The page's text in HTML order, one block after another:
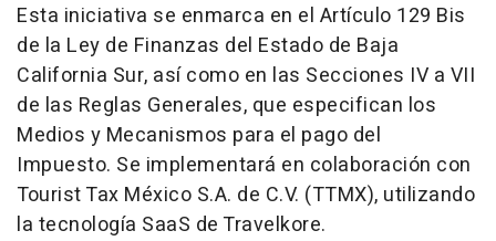
Esta iniciativa se enmarca en el Artículo 129 Bis
de la Ley de Finanzas del Estado de Baja
California Sur, así como en las Secciones IV a VII
de las Reglas Generales, que especifican los
Medios y Mecanismos para el pago del
Impuesto. Se implementará en colaboración con
Tourist Tax México S.A. de C.V. (TTMX), utilizando
la tecnología SaaS de Travelkore.